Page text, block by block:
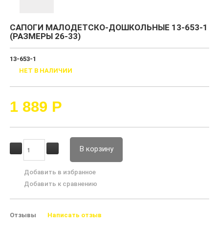
САПОГИ МАЛОДЕТСКО-ДОШКОЛЬНЫЕ 13-653-1
(РАЗМЕРЫ 26-33)
13-653-1
НЕТ В НАЛИЧИИ
1 889 Р
В корзину
Добавить в избранное
Добавить к сравнению
Отзывы Написать отзыв